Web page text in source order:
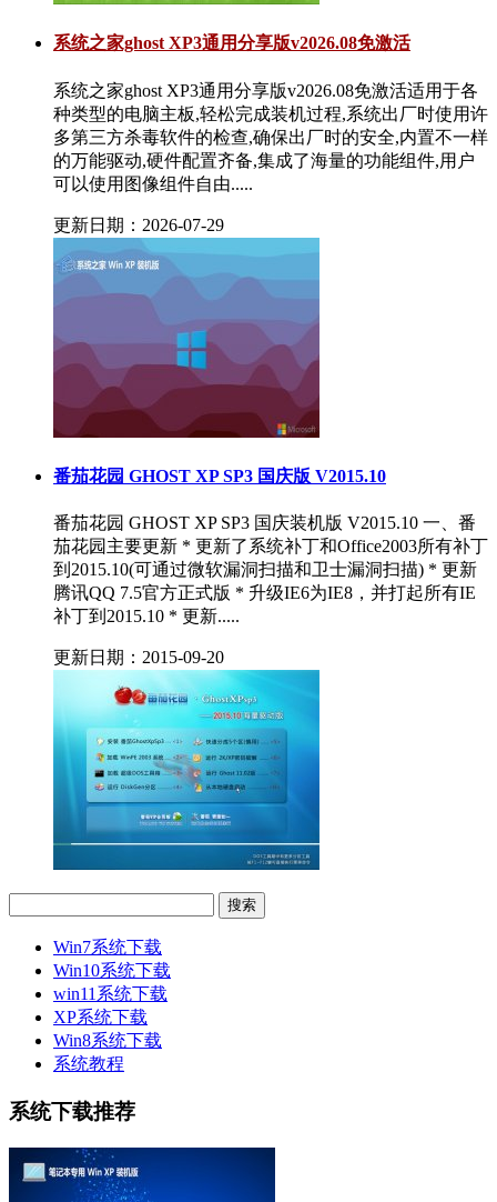
系统之家ghost XP3通用分享版v2026.08免激活
系统之家ghost XP3通用分享版v2026.08免激活适用于各
种类型的电脑主板,轻松完成装机过程,系统出厂时使用许
多第三方杀毒软件的检查,确保出厂时的安全,内置不一样
的万能驱动,硬件配置齐备,集成了海量的功能组件,用户
可以使用图像组件自由.....
更新日期：2026-07-29
番茄花园 GHOST XP SP3 国庆版 V2015.10
番茄花园 GHOST XP SP3 国庆装机版 V2015.10 一、番
茄花园主要更新 * 更新了系统补丁和Office2003所有补丁
到2015.10(可通过微软漏洞扫描和卫士漏洞扫描) * 更新
腾讯QQ 7.5官方正式版 * 升级IE6为IE8，并打起所有IE
补丁到2015.10 * 更新.....
更新日期：2015-09-20
Win7系统下载
Win10系统下载
win11系统下载
XP系统下载
Win8系统下载
系统教程
系统下载推荐